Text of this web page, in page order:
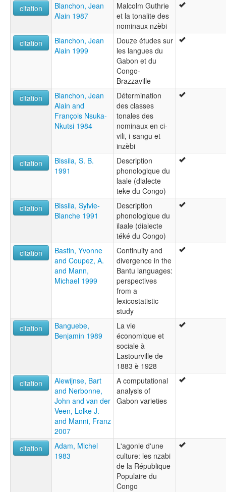
citation
Blanchon, Jean
Alain 1987
Malcolm Guthrie
et la tonalite des
nominaux nzèbi
citation
Blanchon, Jean
Alain 1999
Douze études sur
les langues du
Gabon et du
Congo-
Brazzaville
citation
Blanchon, Jean
Alain and
François Nsuka-
Nkutsi 1984
Détermination
des classes
tonales des
nominaux en ci-
vili, i-sangu et
inzèbi
citation
Bissila, S. B.
1991
Description
phonologique du
laale (dialecte
teke du Congo)
citation
Bissila, Sylvie-
Blanche 1991
Description
phonologique du
ilaale (dialecte
téké du Congo)
citation
Bastin, Yvonne
and Coupez, A.
and Mann,
Michael 1999
Continuity and
divergence in the
Bantu languages:
perspectives
from a
lexicostatistic
study
citation
Banguebe,
Benjamin 1989
La vie
économique et
sociale à
Lastourville de
1883 è 1928
citation
Alewijnse, Bart
and Nerbonne,
John and van der
Veen, Lolke J.
and Manni, Franz
2007
A computational
analysis of
Gabon varieties
citation
Adam, Michel
1983
L'agonie d'une
culture: les nzabi
de la République
Populaire du
Congo